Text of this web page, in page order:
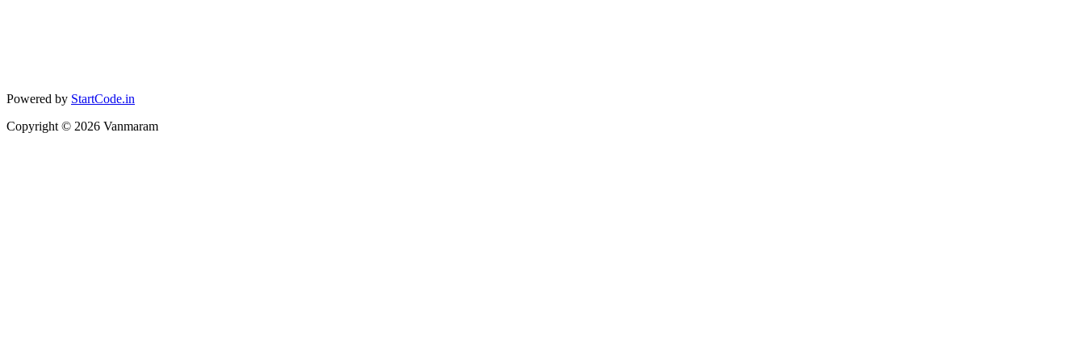
Powered by StartCode.in
Copyright © 2026 Vanmaram